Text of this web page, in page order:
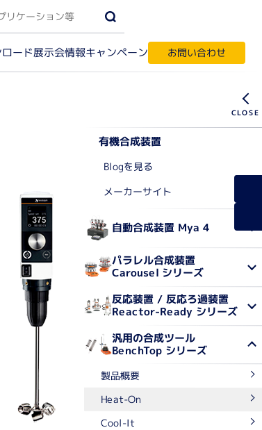
ード展示会情報キャンペーン お問い合わせ
受託サービス・輸入代行
連
有機合成装置
Blogを見る
メーカーサイト
自動合成装置 Mya 4
パラレル合成装置
Carousel シリーズ
反応装置 / 反応ろ過装置
Reactor-Ready シリーズ
汎用の合成ツール
BenchTop シリーズ
製品概要
Heat-On
Cool-It